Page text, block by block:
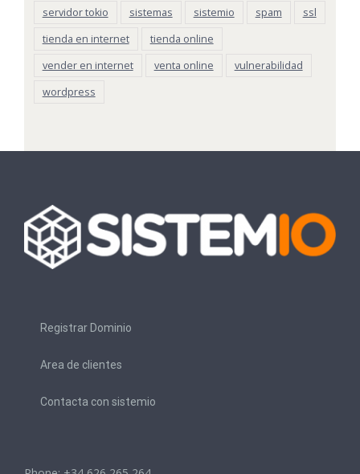
servidor tokio
sistemas sistemio spam
ssl
tienda en internet
tienda online
vender en internet
venta online
vulnerabilidad
wordpress
Registrar Dominio
Area de clientes
Contacta con sistemio